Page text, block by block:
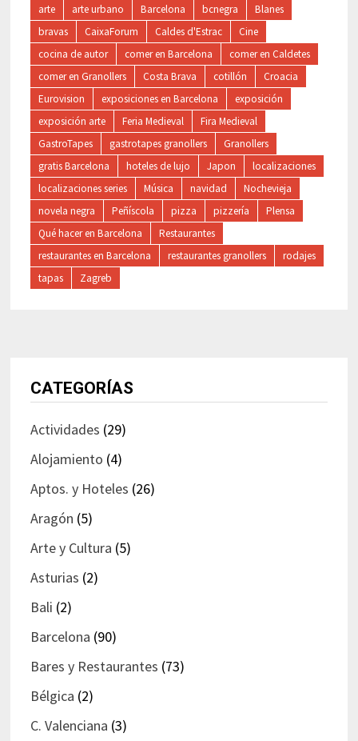
arte arte urbano Barcelona bcnegra
Blanes
bravas
CaixaForum Caldes d'Estrac
Cine
cocina de autor
comer en Barcelona
comer en Caldetes
comer en Granollers
Costa Brava cotillón
Croacia
Eurovision
exposiciones en Barcelona
exposición
exposición arte
Feria Medieval
Fira Medieval
GastroTapes
gastrotapes granollers
Granollers
gratis Barcelona
hoteles de lujo Japon
localizaciones
localizaciones series
Música navidad
Nochevieja
novela negra
Peñíscola pizza pizzería
Plensa
Qué hacer en Barcelona
Restaurantes
restaurantes en Barcelona
restaurantes granollers
rodajes
tapas
Zagreb
CATEGORÍAS
Actividades (29)
Alojamiento (4)
Aptos. y Hoteles (26)
Aragón (5)
Arte y Cultura (5)
Asturias (2)
Bali (2)
Barcelona (90)
Bares y Restaurantes (73)
Bélgica (2)
C. Valenciana (3)